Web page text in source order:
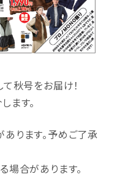
秋号をお届け！
ます。
ります。予めご了承
合があります。